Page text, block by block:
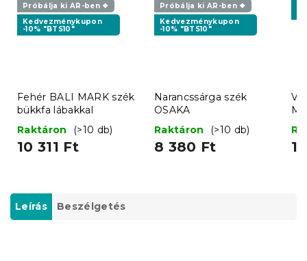
Próbálja ki AR-ben ❖
Kedvezménykupon
-10% "BTS10"
Fehér BALI MARK szék
bükkfa lábakkal
Raktáron
(>10 db)
10 311 Ft
Próbálja ki AR-ben ❖
Kedvezménykupon
-10% "BTS10"
Narancssárga szék
OSAKA
Raktáron
(>10 db)
8 380 Ft
Leírás Beszélgetés